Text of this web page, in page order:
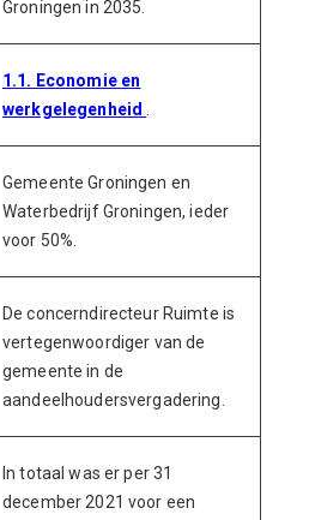
Groningen in 2035.
1.1. Economie en
werkgelegenheid
Gemeente Groningen en
Waterbedrijf Groningen, ieder
voor 50%.
De concerndirecteur Ruimte is
vertegenwoordiger van de
gemeente in de
aandeelhoudersvergadering.
In totaal was er per 31
december 2021 voor een